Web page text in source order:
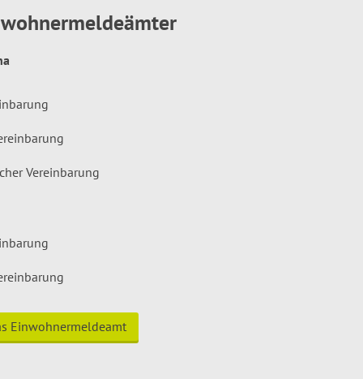
Vereinbarung
Einwohnermeldeamt